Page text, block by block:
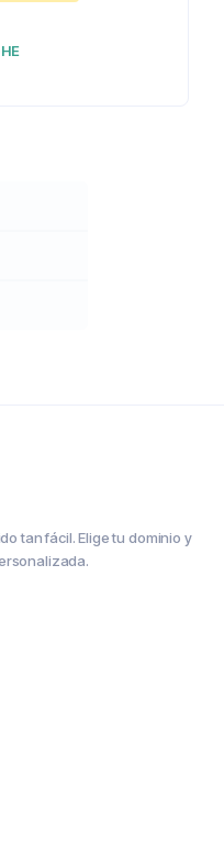
tan fácil. Elige tu dominio y